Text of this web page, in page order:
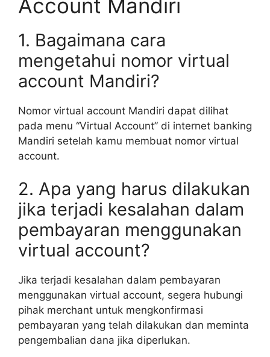
Account Mandiri
1. Bagaimana cara
mengetahui nomor virtual
account Mandiri?
Nomor virtual account Mandiri dapat dilihat
pada menu “Virtual Account” di internet banking
Mandiri setelah kamu membuat nomor virtual
account.
2. Apa yang harus dilakukan
jika terjadi kesalahan dalam
pembayaran menggunakan
virtual account?
Jika terjadi kesalahan dalam pembayaran
menggunakan virtual account, segera hubungi
pihak merchant untuk mengkonfirmasi
pembayaran yang telah dilakukan dan meminta
pengembalian dana jika diperlukan.